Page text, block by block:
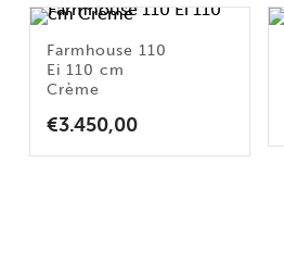
Farmhouse 110
Ei 110 cm
Crème
€3.450,00